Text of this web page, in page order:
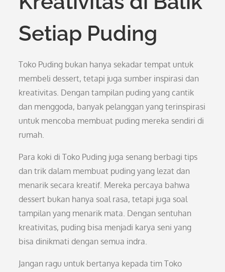
Setiap Puding
Toko Puding bukan hanya sekadar tempat untuk
membeli dessert, tetapi juga sumber inspirasi dan
kreativitas. Dengan tampilan puding yang cantik
dan menggoda, banyak pelanggan yang terinspirasi
untuk mencoba membuat puding mereka sendiri di
rumah.
Para koki di Toko Puding juga senang berbagi tips
dan trik dalam membuat puding yang lezat dan
menarik secara kreatif. Mereka percaya bahwa
dessert bukan hanya soal rasa, tetapi juga soal
tampilan yang menarik mata. Dengan sentuhan
kreativitas, puding bisa menjadi karya seni yang
bisa dinikmati dengan semua indra.
Jangan ragu untuk bertanya kepada tim Toko